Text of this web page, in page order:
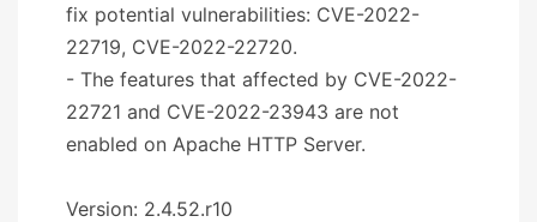
fix potential vulnerabilities: CVE-2022-
22719, CVE-2022-22720.
- The features that affected by CVE-2022-
22721 and CVE-2022-23943 are not
enabled on Apache HTTP Server.
Version: 2.4.52.r10